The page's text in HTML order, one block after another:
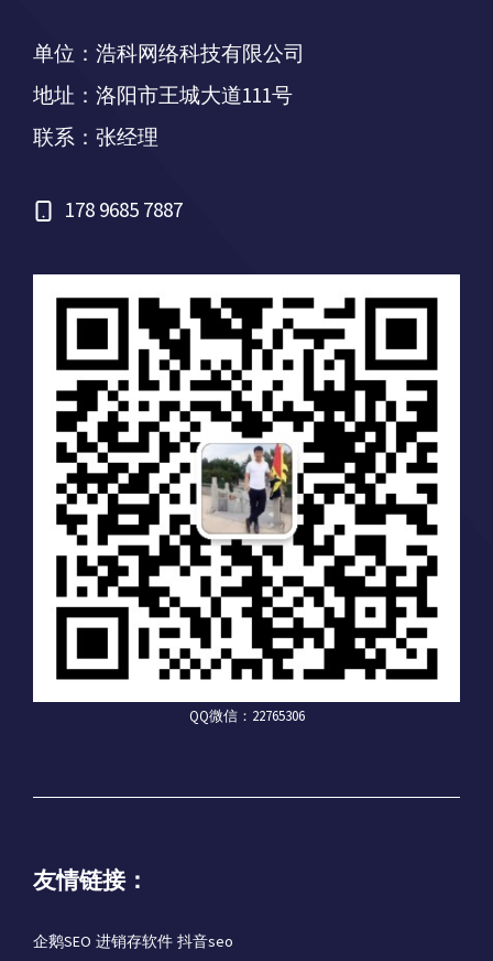
单位：浩科网络科技有限公司
地址：洛阳市王城大道111号
联系：张经理
178 9685 7887
QQ微信：22765306
友情链接：
企鹅SEO 进销存软件 抖音seo